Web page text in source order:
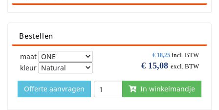
Bestellen
€ 18,25 incl. BTW
€ 15,08 excl. BTW
maat
kleur
In winkelmandje
Offerte aanvragen